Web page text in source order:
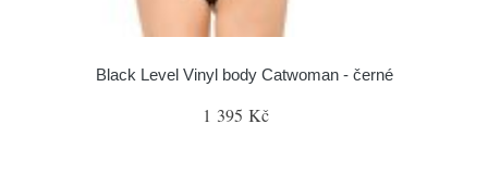
Black Level Vinyl body Catwoman - černé
1 395 Kč